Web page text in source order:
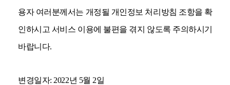
용자 여러분께서는 개정될 개인정보 처리방침 조항을 확
인하시고 서비스 이용에 불편을 겪지 않도록 주의하시기
바랍니다.
변경일자: 2022년 5월 2일